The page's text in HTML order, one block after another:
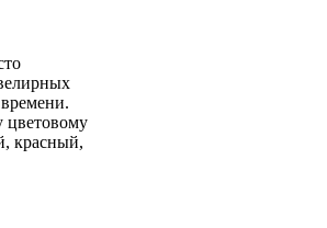
цветовому
красный,